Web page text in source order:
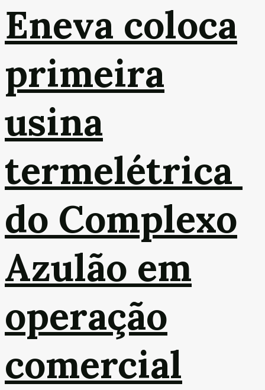
Eneva coloca
primeira
usina
termelétrica
do Complexo
Azulão em
operação
comercial